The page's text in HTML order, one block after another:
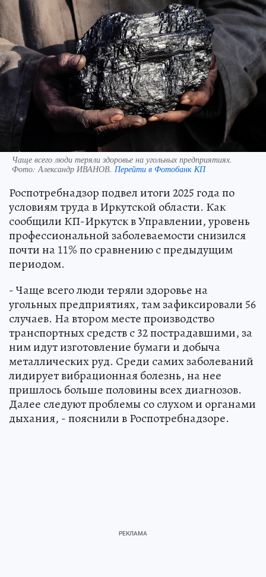
Чаще всего люди теряли здоровье на угольных предприятиях.
Фото:Александр ИВАНОВ. Перейти в Фотобанк КП
Роспотребнадзор подвел итоги 2025 года по
условиям труда в Иркутской области. Как
сообщили КП-Иркутск в Управлении, уровень
профессиональной заболеваемости снизился
почти на 11% по сравнению с предыдущим
периодом.
- Чаще всего люди теряли здоровье на
угольных предприятиях, там зафиксировали 56
случаев. На втором месте производство
транспортных средств с 32 пострадавшими, за
ним идут изготовление бумаги и добыча
металлических руд. Среди самих заболеваний
лидирует вибрационная болезнь, на нее
пришлось больше половины всех диагнозов.
Далее следуют проблемы со слухом и органами
дыхания, - пояснили в Роспотребнадзоре.